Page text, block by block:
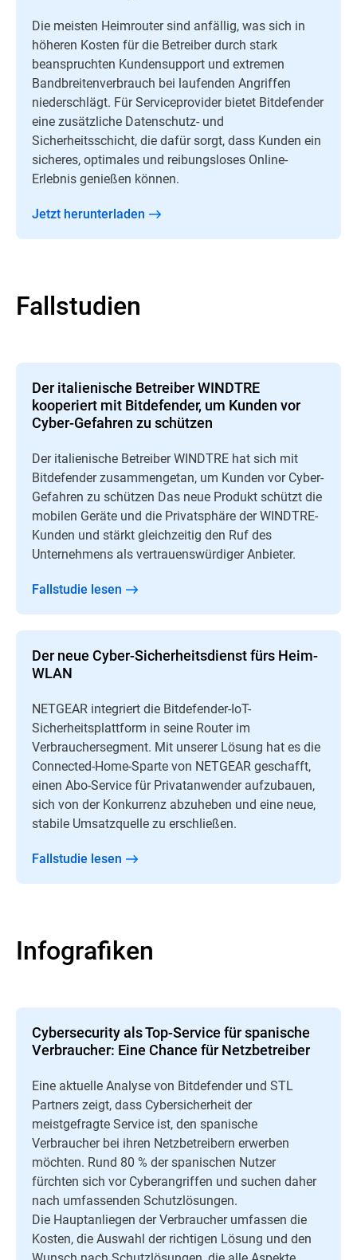
Die meisten Heimrouter sind anfällig, was sich in
höheren Kosten für die Betreiber durch stark
beanspruchten Kundensupport und extremen
Bandbreitenverbrauch bei laufenden Angriffen
niederschlägt. Für Serviceprovider bietet Bitdefender
eine zusätzliche Datenschutz- und
Sicherheitsschicht, die dafür sorgt, dass Kunden ein
sicheres, optimales und reibungsloses Online-
Erlebnis genießen können.
Jetzt herunterladen
Fallstudien
Der italienische Betreiber WINDTRE
kooperiert mit Bitdefender, um Kunden vor
Cyber-Gefahren zu schützen
Der italienische Betreiber WINDTRE hat sich mit
Bitdefender zusammengetan, um Kunden vor Cyber-
Gefahren zu schützen Das neue Produkt schützt die
mobilen Geräte und die Privatsphäre der WINDTRE-
Kunden und stärkt gleichzeitig den Ruf des
Unternehmens als vertrauenswürdiger Anbieter.
Fallstudie lesen
Der neue Cyber-Sicherheitsdienst fürs Heim-
WLAN
NETGEAR integriert die Bitdefender-IoT-
Sicherheitsplattform in seine Router im
Verbrauchersegment. Mit unserer Lösung hat es die
Connected-Home-Sparte von NETGEAR geschafft,
einen Abo-Service für Privatanwender aufzubauen,
sich von der Konkurrenz abzuheben und eine neue,
stabile Umsatzquelle zu erschließen.
Fallstudie lesen
Infografiken
Cybersecurity als Top-Service für spanische
Verbraucher: Eine Chance für Netzbetreiber
Eine aktuelle Analyse von Bitdefender und STL
Partners zeigt, dass Cybersicherheit der
meistgefragte Service ist, den spanische
Verbraucher bei ihren Netzbetreibern erwerben
möchten. Rund 80 % der spanischen Nutzer
fürchten sich vor Cyberangriffen und suchen daher
nach umfassenden Schutzlösungen.
Die Hauptanliegen der Verbraucher umfassen die
Kosten, die Auswahl der richtigen Lösung und den